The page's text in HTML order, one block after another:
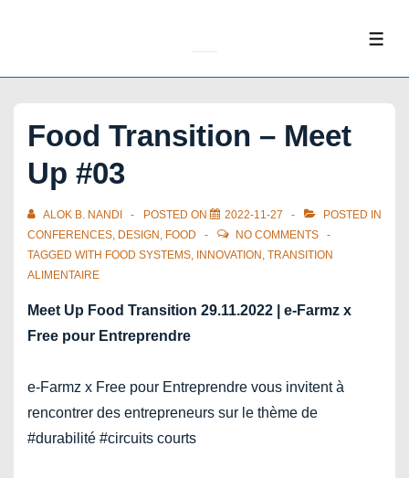
Food Transition – Meet
Up #03
ALOK B. NANDI POSTED ON 2022-11-27
POSTED IN
CONFERENCES, DESIGN , FOOD
NO COMMENTS
TAGGED WITH FOOD SYSTEMS, INNOVATION , TRANSITION
ALIMENTAIRE
Meet Up Food Transition 29.11.2022 | e-Farmz x
Free pour Entreprendre
e-Farmz x Free pour Entreprendre vous invitent à
rencontrer des entrepreneurs sur le thème de
#durabilité #circuits courts